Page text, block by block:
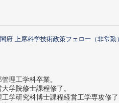
府 上席科学技術政策フェロー（非常勤）
理工学科卒業。
学院修士課程修了。
学研究科博士課程経営工学専攻修了